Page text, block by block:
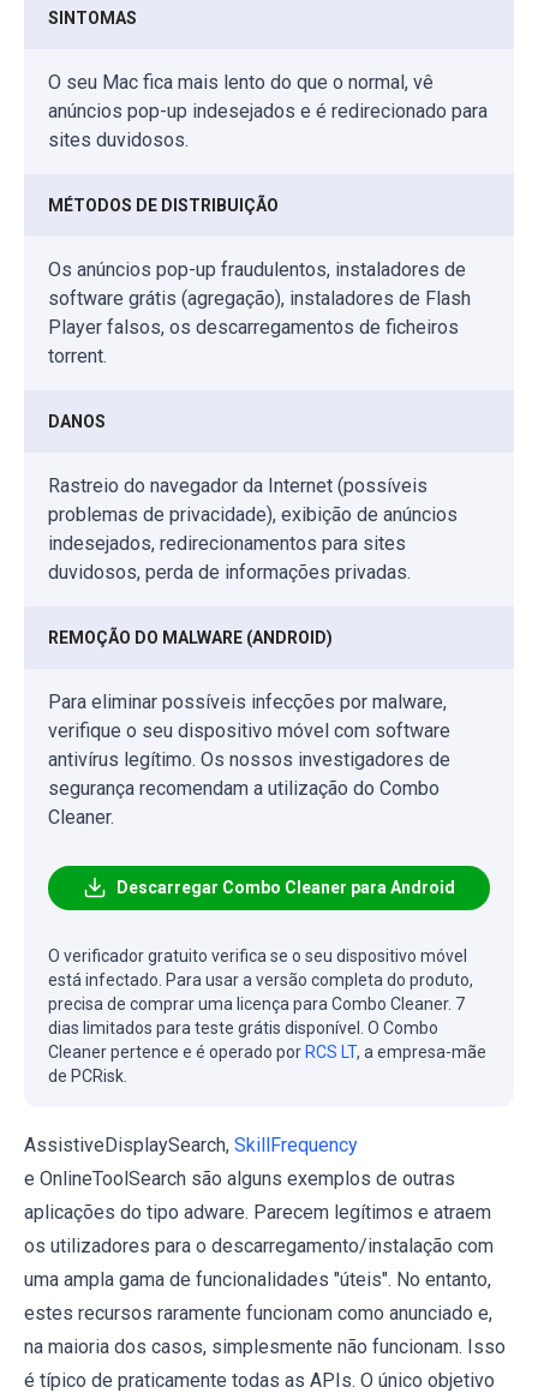
SINTOMAS
O seu Mac fica mais lento do que o normal, vê
anúncios pop-up indesejados e é redirecionado para
sites duvidosos.
MÉTODOS DE DISTRIBUIÇÃO
Os anúncios pop-up fraudulentos, instaladores de
software grátis (agregação), instaladores de Flash
Player falsos, os descarregamentos de ficheiros
torrent.
DANOS
Rastreio do navegador da Internet (possíveis
problemas de privacidade), exibição de anúncios
indesejados, redirecionamentos para sites
duvidosos, perda de informações privadas.
REMOÇÃO DO MALWARE (ANDROID)
Para eliminar possíveis infecções por malware,
verifique o seu dispositivo móvel com software
antivírus legítimo. Os nossos investigadores de
segurança recomendam a utilização do Combo
Cleaner.
Descarregar Combo Cleaner para Android
O verificador gratuito verifica se o seu dispositivo móvel
está infectado. Para usar a versão completa do produto,
precisa de comprar uma licença para Combo Cleaner. 7
dias limitados para teste grátis disponível. O Combo
Cleaner pertence e é operado por RCS LT, a empresa-mãe
de PCRisk.
AssistiveDisplaySearch, SkillFrequency
e OnlineToolSearch são alguns exemplos de outras
aplicações do tipo adware. Parecem legítimos e atraem
os utilizadores para o descarregamento/instalação com
uma ampla gama de funcionalidades "úteis". No entanto,
estes recursos raramente funcionam como anunciado e,
na maioria dos casos, simplesmente não funcionam. Isso
é típico de praticamente todas as APIs. O único objetivo